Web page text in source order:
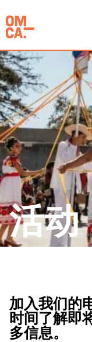
到
内
容
加州奥克兰博物馆
活动
加入我们的
时间了解即
多信息。